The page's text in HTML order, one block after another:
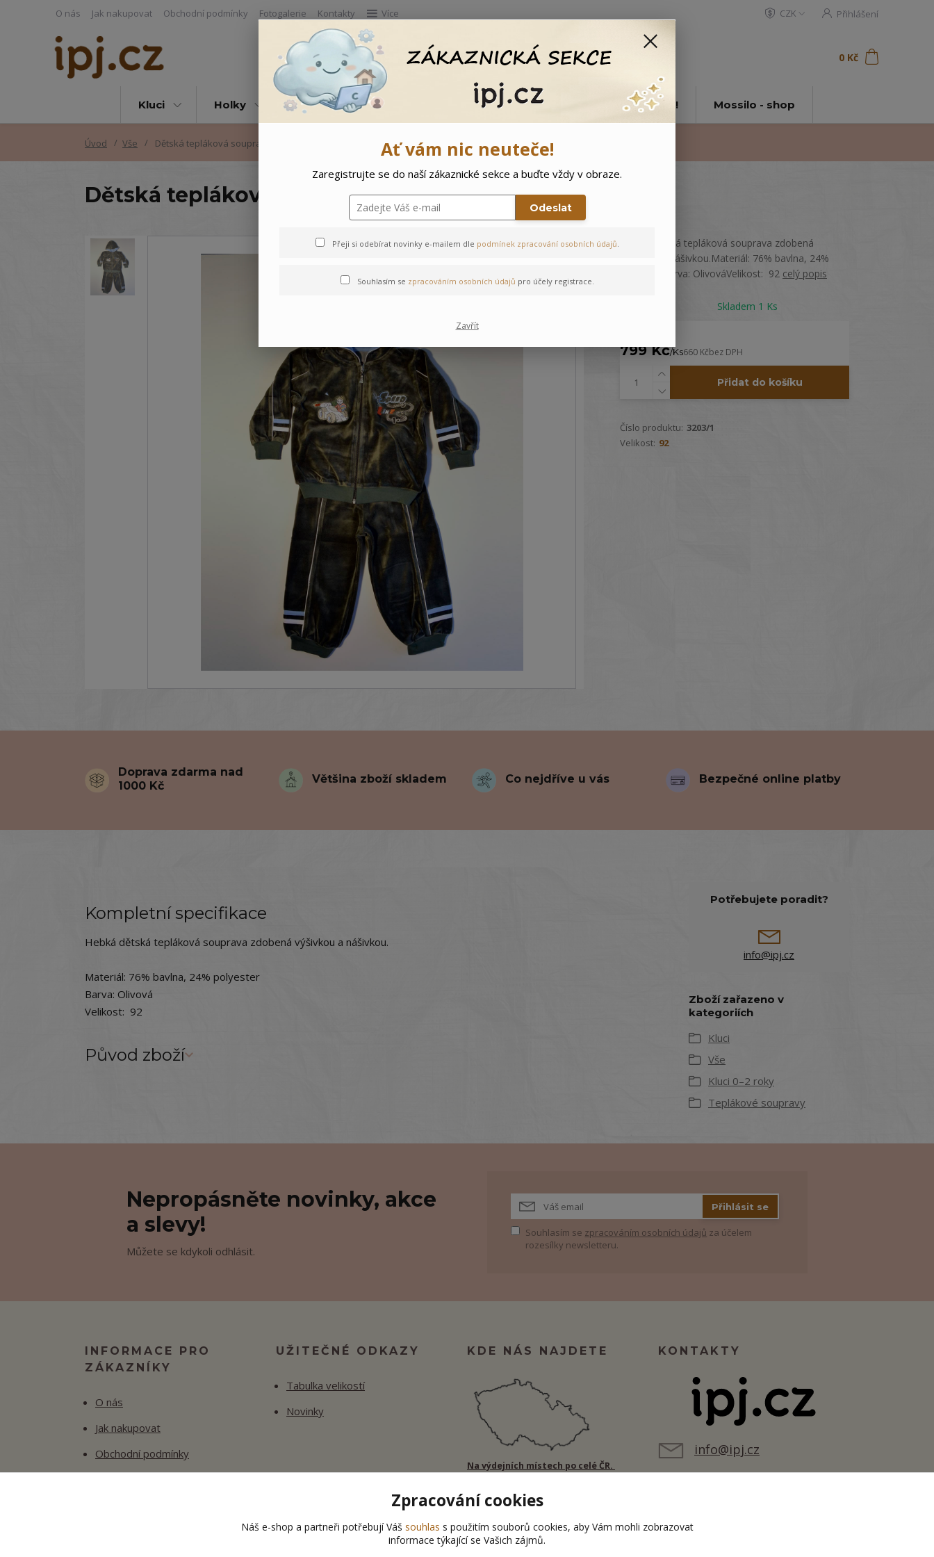
O nás Jak nakupovat Obchodní podmínky Fotogalerie Kontakty Více CZK Přihlášení
Hledat 0 Kč
Kluci Holky Vše Doprodej Ostatní 🌲 Vítejte ve světě Mossilo! Mossilo - shop
Úvod Vše Dětská tepláková souprava Formule - 92
Dětská tepláková souprava Formule - 92
Hebká dětská tepláková souprava zdobená
výšivkou a nášivkou.Materiál: 76% bavlna, 24%
polyesterBarva: OlivováVelikost: 92 celý popis
Skladem 1 Ks
799 Kč/Ks660 Kčbez DPH
Přidat do košíku
Číslo produktu: 3203/1
Velikost: 92
Doprava zdarma nad
1000 Kč
Většina zboží skladem Co nejdříve u vás Bezpečné online platby
Kompletní specifikace
Hebká dětská tepláková souprava zdobená výšivkou a nášivkou.
Materiál: 76% bavlna, 24% polyester
Barva: Olivová
Velikost: 92
Původ zboží
Potřebujete poradit?
info@ipj.cz
Zboží zařazeno v
kategoriích
Kluci
Vše
Kluci 0–2 roky
Teplákové soupravy
Nepropásněte novinky, akce
a slevy!
Můžete se kdykoli odhlásit.
Přihlásit se
Souhlasím se zpracováním osobních údajů za účelem
rozesílky newsletteru.
INFORMACE PRO
ZÁKAZNÍKY
O nás
Jak nakupovat
Obchodní podmínky
UŽITEČNÉ ODKAZY
Tabulka velikostí
Novinky
KDE NÁS NAJDETE
Na výdejních místech po celé ČR.
KONTAKTY
info@ipj.cz
Ať vám nic neuteče!
Zaregistrujte se do naší zákaznické sekce a buďte vždy v obraze.
Odeslat
Přeji si odebírat novinky e-mailem dle podmínek zpracování osobních údajů.
Souhlasím se zpracováním osobních údajů pro účely registrace.
Zavřít
Zpracování cookies
Náš e-shop a partneři potřebují Váš souhlas s použitím souborů cookies, aby Vám mohli zobrazovat
informace týkající se Vašich zájmů.